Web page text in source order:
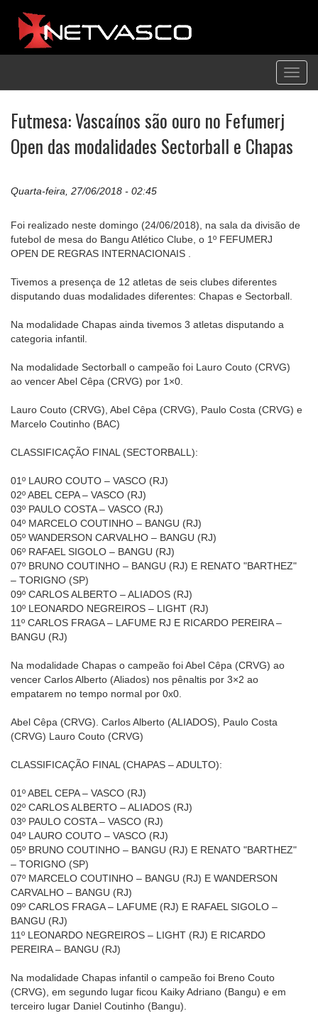
Futmesa: Vascaínos são ouro no Fefumerj
Open das modalidades Sectorball e Chapas
Quarta-feira, 27/06/2018 - 02:45
Foi realizado neste domingo (24/06/2018), na sala da divisão de
futebol de mesa do Bangu Atlético Clube, o 1º FEFUMERJ
OPEN DE REGRAS INTERNACIONAIS .
Tivemos a presença de 12 atletas de seis clubes diferentes
disputando duas modalidades diferentes: Chapas e Sectorball.
Na modalidade Chapas ainda tivemos 3 atletas disputando a
categoria infantil.
Na modalidade Sectorball o campeão foi Lauro Couto (CRVG)
ao vencer Abel Cêpa (CRVG) por 1×0.
Lauro Couto (CRVG), Abel Cêpa (CRVG), Paulo Costa (CRVG) e
Marcelo Coutinho (BAC)
CLASSIFICAÇÃO FINAL (SECTORBALL):
01º LAURO COUTO – VASCO (RJ)
02º ABEL CEPA – VASCO (RJ)
03º PAULO COSTA – VASCO (RJ)
04º MARCELO COUTINHO – BANGU (RJ)
05º WANDERSON CARVALHO – BANGU (RJ)
06º RAFAEL SIGOLO – BANGU (RJ)
07º BRUNO COUTINHO – BANGU (RJ) E RENATO "BARTHEZ"
– TORIGNO (SP)
09º CARLOS ALBERTO – ALIADOS (RJ)
10º LEONARDO NEGREIROS – LIGHT (RJ)
11º CARLOS FRAGA – LAFUME RJ E RICARDO PEREIRA –
BANGU (RJ)
Na modalidade Chapas o campeão foi Abel Cêpa (CRVG) ao
vencer Carlos Alberto (Aliados) nos pênaltis por 3×2 ao
empatarem no tempo normal por 0x0.
Abel Cêpa (CRVG). Carlos Alberto (ALIADOS), Paulo Costa
(CRVG) Lauro Couto (CRVG)
CLASSIFICAÇÃO FINAL (CHAPAS – ADULTO):
01º ABEL CEPA – VASCO (RJ)
02º CARLOS ALBERTO – ALIADOS (RJ)
03º PAULO COSTA – VASCO (RJ)
04º LAURO COUTO – VASCO (RJ)
05º BRUNO COUTINHO – BANGU (RJ) E RENATO "BARTHEZ"
– TORIGNO (SP)
07º MARCELO COUTINHO – BANGU (RJ) E WANDERSON
CARVALHO – BANGU (RJ)
09º CARLOS FRAGA – LAFUME (RJ) E RAFAEL SIGOLO –
BANGU (RJ)
11º LEONARDO NEGREIROS – LIGHT (RJ) E RICARDO
PEREIRA – BANGU (RJ)
Na modalidade Chapas infantil o campeão foi Breno Couto
(CRVG), em segundo lugar ficou Kaiky Adriano (Bangu) e em
terceiro lugar Daniel Coutinho (Bangu).